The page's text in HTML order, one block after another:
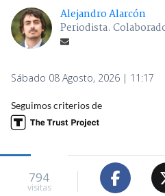
Alejandro Alarcón
Periodista.
Sábado 08 Agosto, 2026 | 11:17
Seguimos criterios de
794
visitas